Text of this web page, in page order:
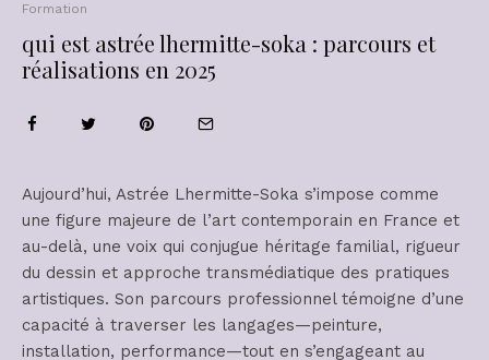
Formation
qui est astrée lhermitte-soka : parcours et
réalisations en 2025
Aujourd’hui, Astrée Lhermitte-Soka s’impose comme
une figure majeure de l’art contemporain en France et
au-delà, une voix qui conjugue héritage familial, rigueur
du dessin et approche transmédiatique des pratiques
artistiques. Son parcours professionnel témoigne d’une
capacité à traverser les langages—peinture,
installation, performance—tout en s’engageant au